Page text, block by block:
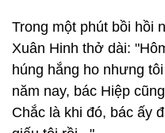
Trong một phút bồi hồi
Xuân Hinh thở dài:
húng hắng ho nhưng
năm nay, bác Hiệp
Chắc là khi đó, bác ấy